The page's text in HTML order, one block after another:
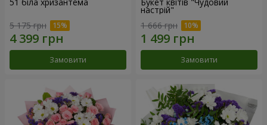
5 175 грн
Замовити
настрій"
1 666 грн
Замовити